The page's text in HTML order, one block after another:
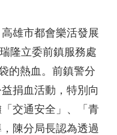
雄市都會樂活發展
隆立委前鎮服務處
的熱血。前鎮警分
捐血活動，特別向
交通安全」、「青
陳分局長認為透過